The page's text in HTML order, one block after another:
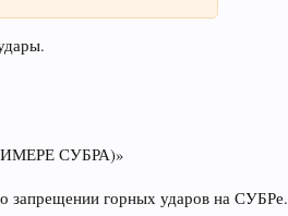
СУБРА)»
запрещении горных ударов на СУБРе.